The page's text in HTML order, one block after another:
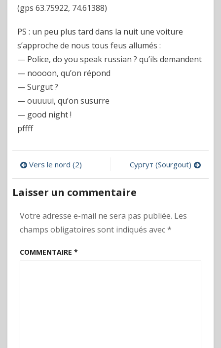
(gps 63.75922, 74.61388)
PS : un peu plus tard dans la nuit une voiture
s’approche de nous tous feus allumés :
— Police, do you speak russian ? qu’ils demandent
— noooon, qu’on répond
— Surgut ?
— ouuuui, qu’on susurre
— good night !
pffff
Navigation
de
l’article
Vers le nord (2) Сургут (Sourgout)
Laisser un commentaire
Votre adresse e-mail ne sera pas publiée. Les
champs obligatoires sont indiqués avec*
COMMENTAIRE *